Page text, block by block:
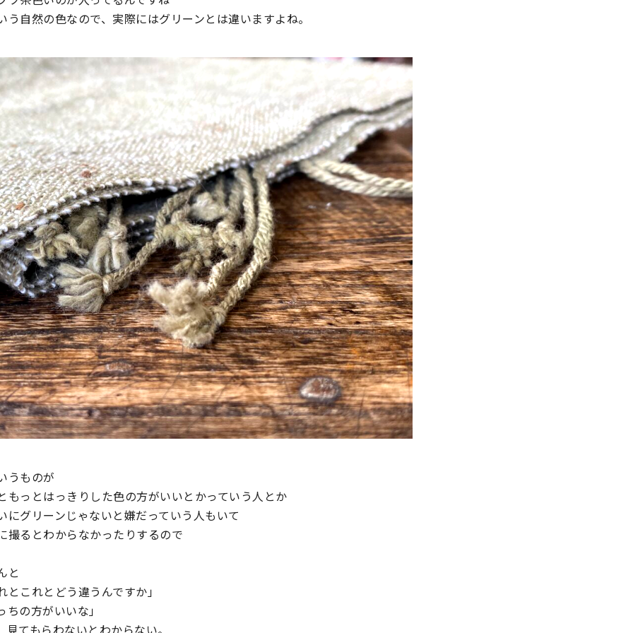
う自然の色なので、実際にはグリーンとは違いますよね。
うものが
もっとはっきりした色の方がいいとかっていう人とか
にグリーンじゃないと嫌だっていう人もいて
撮るとわからなかったりするので
と
とこれとどう違うんですか」
ちの方がいいな」
見てもらわないとわからない。